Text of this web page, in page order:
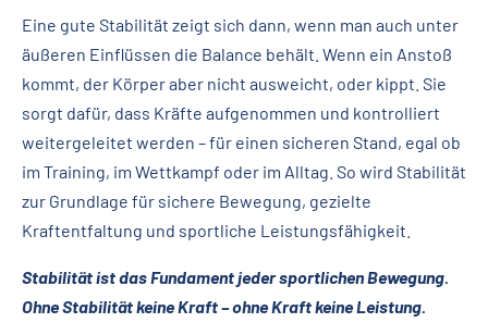
Eine gute Stabilität zeigt sich dann, wenn man auch unter
äußeren Einflüssen die Balance behält. Wenn ein Anstoß
kommt, der Körper aber nicht ausweicht, oder kippt. Sie
sorgt dafür, dass Kräfte aufgenommen und kontrolliert
weitergeleitet werden – für einen sicheren Stand, egal ob
im Training, im Wettkampf oder im Alltag. So wird Stabilität
zur Grundlage für sichere Bewegung, gezielte
Kraftentfaltung und sportliche Leistungsfähigkeit.
Stabilität ist das Fundament jeder sportlichen Bewegung.
Ohne Stabilität keine Kraft – ohne Kraft keine Leistung.